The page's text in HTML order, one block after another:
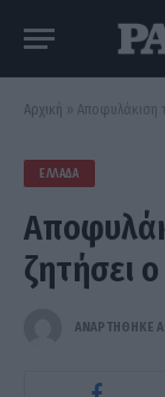
Αρχική » Αποφυλάκιση
ΕΛΛΆΔΑ
ζητήσει
ΑΝΑΡΤΗΘΗΚΕ